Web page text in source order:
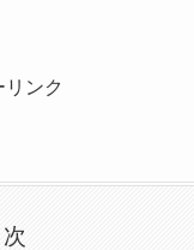
リンク
次